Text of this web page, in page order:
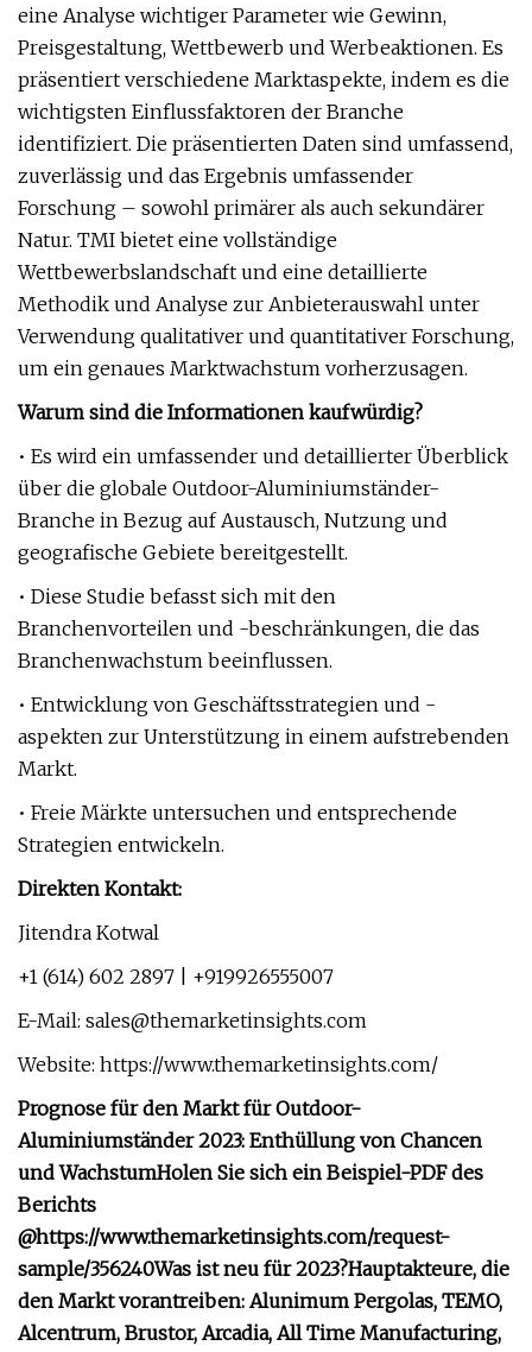
eine Analyse wichtiger Parameter wie Gewinn,
Preisgestaltung, Wettbewerb und Werbeaktionen. Es
präsentiert verschiedene Marktaspekte, indem es die
wichtigsten Einflussfaktoren der Branche
identifiziert. Die präsentierten Daten sind umfassend,
zuverlässig und das Ergebnis umfassender
Forschung – sowohl primärer als auch sekundärer
Natur. TMI bietet eine vollständige
Wettbewerbslandschaft und eine detaillierte
Methodik und Analyse zur Anbieterauswahl unter
Verwendung qualitativer und quantitativer Forschung,
um ein genaues Marktwachstum vorherzusagen.
Warum sind die Informationen kaufwürdig?
• Es wird ein umfassender und detaillierter Überblick
über die globale Outdoor-Aluminiumständer-
Branche in Bezug auf Austausch, Nutzung und
geografische Gebiete bereitgestellt.
• Diese Studie befasst sich mit den
Branchenvorteilen und -beschränkungen, die das
Branchenwachstum beeinflussen.
• Entwicklung von Geschäftsstrategien und -
aspekten zur Unterstützung in einem aufstrebenden
Markt.
• Freie Märkte untersuchen und entsprechende
Strategien entwickeln.
Direkten Kontakt:
Jitendra Kotwal
+1 (614) 602 2897 | +919926555007
E-Mail: sales@themarketinsights.com
Website: https://www.themarketinsights.com/
Prognose für den Markt für Outdoor-
Aluminiumständer 2023: Enthüllung von Chancen
und WachstumHolen Sie sich ein Beispiel-PDF des
Berichts
@https://www.themarketinsights.com/request-
sample/356240Was ist neu für 2023?Hauptakteure, die
den Markt vorantreiben: Alunimum Pergolas, TEMO,
Alcentrum, Brustor, Arcadia, All Time Manufacturing,